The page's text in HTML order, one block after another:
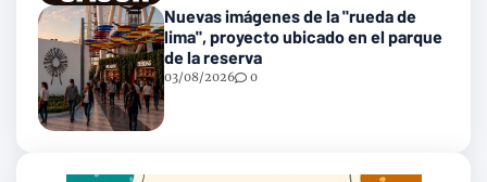
Nuevas imágenes de la "rueda de
lima", proyecto ubicado en el parque
de la reserva
03/08/2026 0